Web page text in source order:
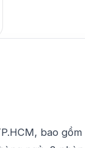
bao